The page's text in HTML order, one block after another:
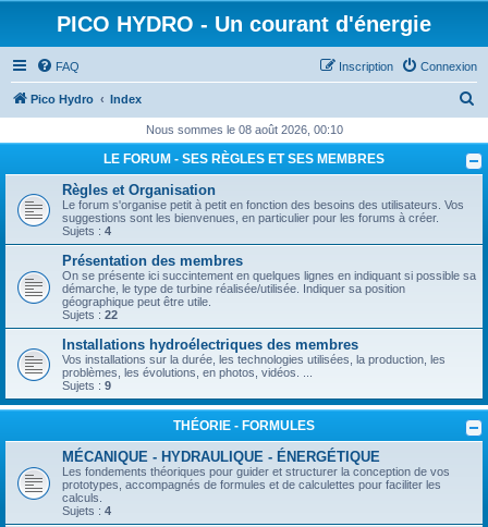
PICO HYDRO - Un courant d'énergie
FAQ Connexion
Inscription
Pico Hydro Index
c
h
r
Nous sommes le 08 août 2026, 00:10
LE FORUM - SES RÈGLES ET SES MEMBRES
Règles et Organisation
Le forum s'organise petit à petit en fonction des besoins des utilisateurs. Vos
suggestions sont les bienvenues, en particulier pour les forums à créer.
Sujets : 4
Présentation des membres
On se présente ici succintement en quelques lignes en indiquant si possible sa
démarche, le type de turbine réalisée/utilisée. Indiquer sa position
géographique peut être utile.
Sujets : 22
Installations hydroélectriques des membres
Vos installations sur la durée, les technologies utilisées, la production, les
problèmes, les évolutions, en photos, vidéos. ...
Sujets : 9
THÉORIE - FORMULES
MÉCANIQUE - HYDRAULIQUE - ÉNERGÉTIQUE
Les fondements théoriques pour guider et structurer la conception de vos
prototypes, accompagnés de formules et de calculettes pour faciliter les
calculs.
Sujets : 4